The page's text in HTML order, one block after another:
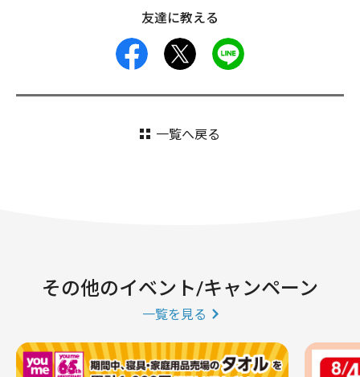
友達に教える
facebook
一覧へ戻る
その他のイベント/キャンペーン
一覧を見る